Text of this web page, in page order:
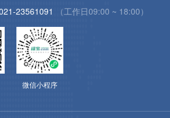
23561091 （工作日09:00 ~ 18:00）
微信小程序